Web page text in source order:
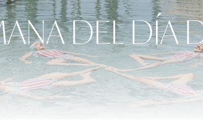
DEL DÍA